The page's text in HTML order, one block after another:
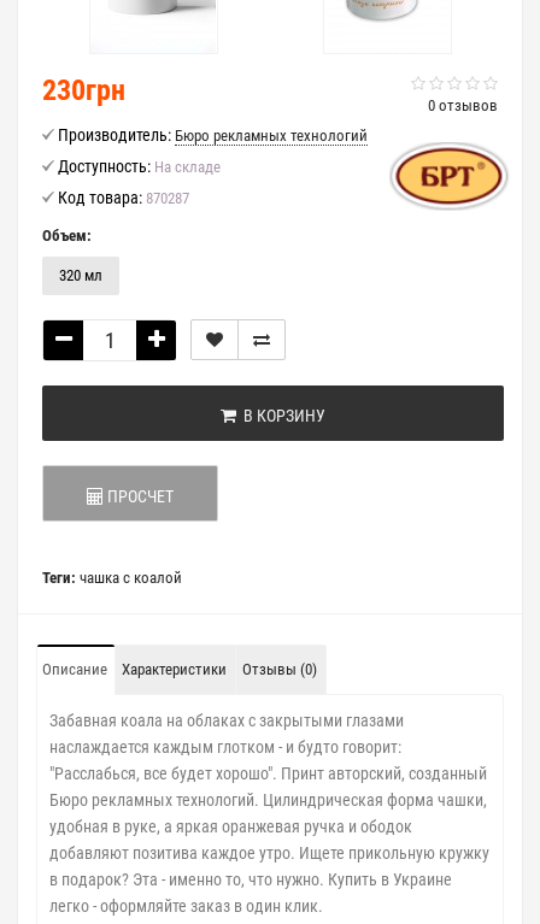
0 отзывов
230грн
Производитель: Бюро рекламных технологий
Доступность: На складе
Код товара: 870287
Объем:
320 мл
В КОРЗИНУ
ПРОСЧЕТ
Теги: чашка с коалой
Описание Характеристики Отзывы (0)
Забавная коала на облаках с закрытыми глазами
наслаждается каждым глотком - и будто говорит:
"Расслабься, все будет хорошо". Принт авторский, созданный
Бюро рекламных технологий. Цилиндрическая форма чашки,
удобная в руке, а яркая оранжевая ручка и ободок
добавляют позитива каждое утро. Ищете прикольную кружку
в подарок? Эта - именно то, что нужно. Купить в Украине
легко - оформляйте заказ в один клик.